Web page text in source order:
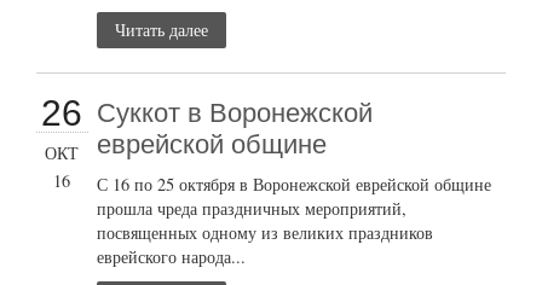
Читать далее
26
ОКТ
16
Суккот в Воронежской
еврейской общине
С 16 по 25 октября в Воронежской еврейской общине
прошла чреда праздничных мероприятий,
посвященных одному из великих праздников
еврейского народа...